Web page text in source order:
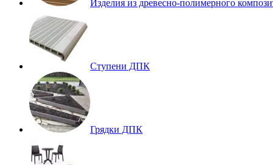
Изделия из древесно-полимерного
Ступени ДПК
Грядки ДПК